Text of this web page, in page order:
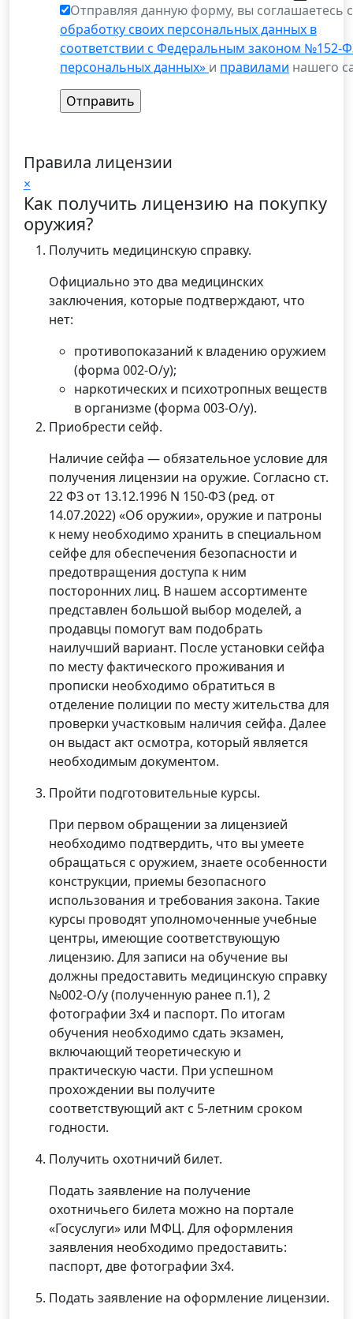
Отправляя данную форму, вы соглашаетесь
обработку своих персональных данных в
соответствии с Федеральным законом №152-
персональных данных» и правилами нашего
Правила лицензии
×
Как получить лицензию на покупку
оружия?
Получить медицинскую справку.
Официально это два медицинских
заключения, которые подтверждают, что
нет:
противопоказаний к владению оружием
(форма 002-О/у);
наркотических и психотропных веществ
в организме (форма 003-О/у).
Приобрести сейф.
Наличие сейфа — обязательное условие для
получения лицензии на оружие. Согласно ст.
22 ФЗ от 13.12.1996 N 150-ФЗ (ред. от
14.07.2022) «Об оружии», оружие и патроны
к нему необходимо хранить в специальном
сейфе для обеспечения безопасности и
предотвращения доступа к ним
посторонних лиц. В нашем ассортименте
представлен большой выбор моделей, а
продавцы помогут вам подобрать
наилучший вариант. После установки сейфа
по месту фактического проживания и
прописки необходимо обратиться в
отделение полиции по месту жительства для
проверки участковым наличия сейфа. Далее
он выдаст акт осмотра, который является
необходимым документом.
Пройти подготовительные курсы.
При первом обращении за лицензией
необходимо подтвердить, что вы умеете
обращаться с оружием, знаете особенности
конструкции, приемы безопасного
использования и требования закона. Такие
курсы проводят уполномоченные учебные
центры, имеющие соответствующую
лицензию. Для записи на обучение вы
должны предоставить медицинскую справку
№002-О/у (полученную ранее п.1), 2
фотографии 3х4 и паспорт. По итогам
обучения необходимо сдать экзамен,
включающий теоретическую и
практическую части. При успешном
прохождении вы получите
соответствующий акт с 5-летним сроком
годности.
Получить охотничий билет.
Подать заявление на получение
охотничьего билета можно на портале
«Госуслуги» или МФЦ. Для оформления
заявления необходимо предоставить:
паспорт, две фотографии 3х4.
Подать заявление на оформление лицензии.